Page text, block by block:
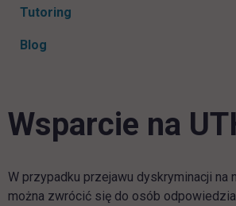
Tutoring
Blog
Wsparcie na
W przypadku przejawu dyskryminacji na
można zwrócić się do osób